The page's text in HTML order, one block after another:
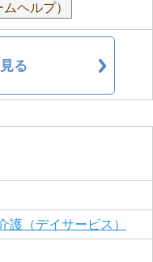
ヘルプ）
る
護（デイサービス）